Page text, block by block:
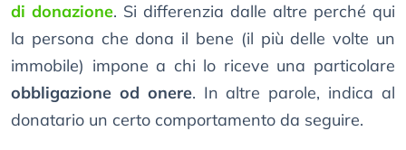
di donazione. Si differenzia dalle altre perché qui
la persona che dona il bene (il più delle volte un
immobile) impone a chi lo riceve una particolare
obbligazione od onere. In altre parole, indica al
donatario un certo comportamento da seguire.